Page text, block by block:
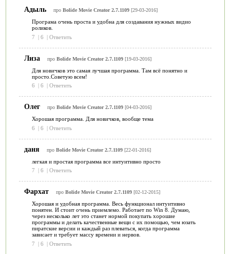
Адыль про Bolide Movie Creator 2.7.1109[29-03-2016]
Програма очень проста и удобна для создавания нужных видио
роликов.
7
| 6 | Ответить
Лиза про Bolide Movie Creator 2.7.1109[19-03-2016]
Для новичков это самая лучшая программа. Там всё понятно и
просто.Советую всем!
6
| 6 | Ответить
Олег про Bolide Movie Creator 2.7.1109[04-03-2016]
Хорошая программа. Для новичков, вообще тема
6
| 6 | Ответить
даня про Bolide Movie Creator 2.7.1109[22-01-2016]
легкая и простая программа все интуитивно просто
7
| 6 | Ответить
Фархат про Bolide Movie Creator 2.7.1109[02-12-2015]
Хорошая и удобная программа. Весь функционал интуитивно
понятен. И стоит очень приемлемо. Работает по Win 8. Думаю,
через несколько лет это станет нормой покупать хорошие
программы и делать качественные вещи с их помощью, чем юзать
пиратские версии и каждый раз плеваться, когда программа
зависает и требует массу времени и нервов.
7
| 6 | Ответить